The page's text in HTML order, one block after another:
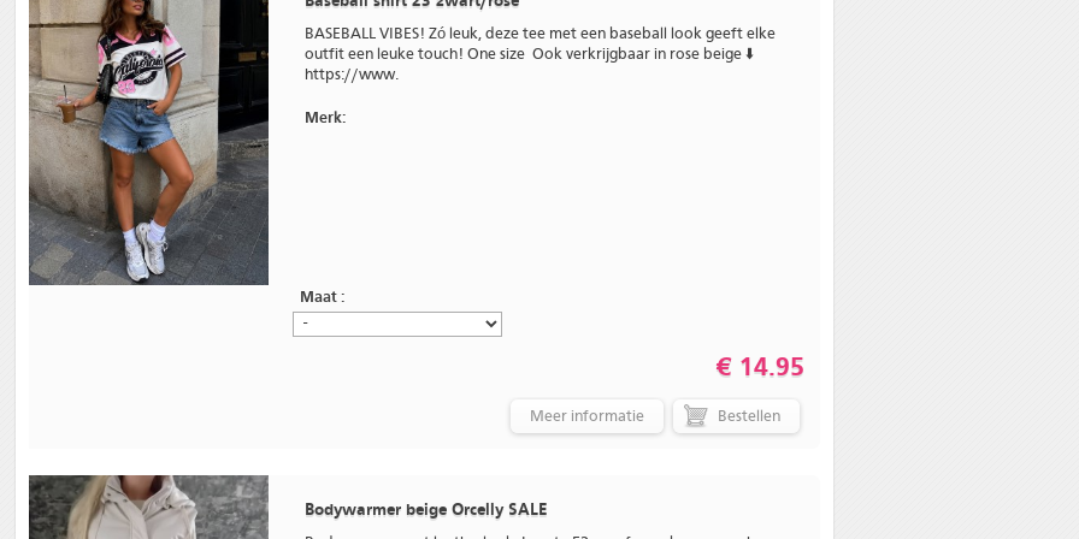
BASEBALL VIBES! Zó leuk, deze tee met een baseball look geeft elke
outfit een leuke touch! One size Ook verkrijgbaar in rose beige ⬇️
https://www.
Merk:
Maat :
€ 14.95
Meer informatie
Bodywarmer beige Orcelly SALE